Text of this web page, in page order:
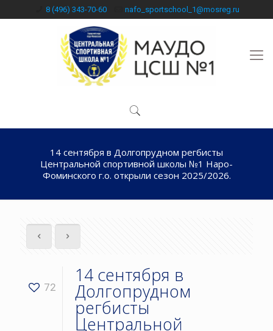
8 (496) 343-70-60 nafo_sportschool_1@mosreg.ru
14 сентября в Долгопрудном регбисты
Центральной спортивной школы №1 Наро-
Фоминского г.о. открыли сезон 2025/2026.
72
14 сентября в
Долгопрудном
регбисты
Центральной